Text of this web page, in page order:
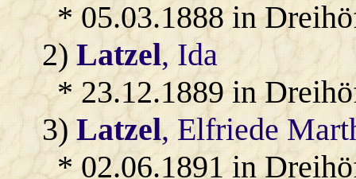
* 05.03.1888 in
2)Latzel, Ida
* 23.12.1889 in
3)Latzel, Elfriede
* 02.06.1891 in